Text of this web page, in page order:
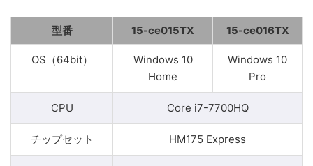
型番 15-ce015TX 15-ce016TX
OS（64bit）
Windows 10
Home
Windows 10
Pro
CPU Core i7-7700HQ
チップセット HM175 Express